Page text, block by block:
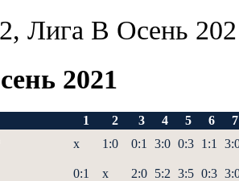
Лига В Осень
2021
1 2 3 4 5 6
7
x 1:0 0:1 3:0 0:3 1:1
0:1 x 2:0 5:2 3:5 0:3